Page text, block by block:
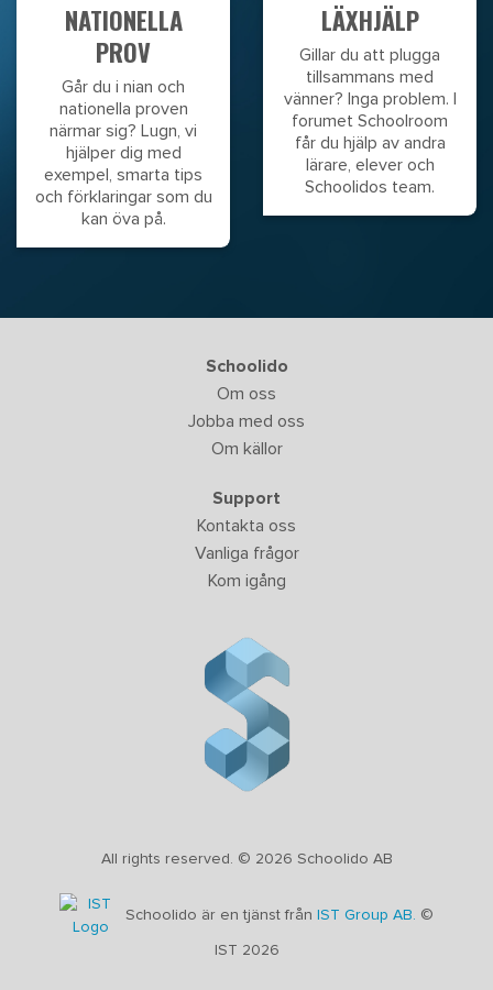
NATIONELLA
PROV
Går du i nian och
nationella proven
närmar sig? Lugn, vi
hjälper dig med
exempel, smarta tips
och förklaringar som du
kan öva på.
LÄXHJÄLP
Gillar du att plugga
tillsammans med
vänner? Inga problem. I
forumet Schoolroom
får du hjälp av andra
lärare, elever och
Schoolidos team.
Schoolido
Om oss
Jobba med oss
Om källor
Support
Kontakta oss
Vanliga frågor
Kom igång
All rights reserved. © 2026 Schoolido AB
Schoolido är en tjänst från IST Group AB. ©
IST 2026